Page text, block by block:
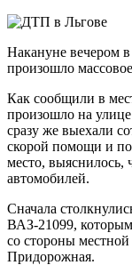
Накануне вечером
произошло
Как сообщили в
произошло на
сразу же выехали
скорой помощи и
место, выяснилось,
автомобилей.
Сначала
ВАЗ-21099, которым
со стороны
Придорожная.